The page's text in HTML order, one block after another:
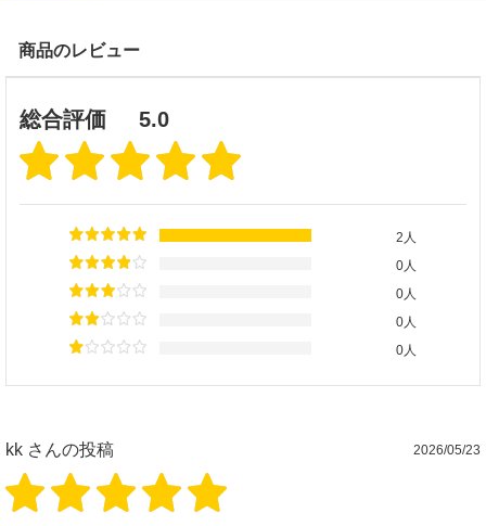
商品のレビュー
総合評価 5.0
2人
0人
0人
0人
0人
kk さんの投稿 2026/05/23